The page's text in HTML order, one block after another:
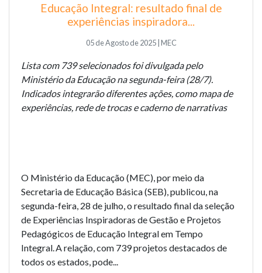
Educação Integral: resultado final de
experiências inspiradora...
05 de Agosto de 2025 | MEC
Lista com 739 selecionados foi divulgada pelo
Ministério da Educação na segunda-feira (28/7).
Indicados integrarão diferentes ações, como mapa de
experiências, rede de trocas e caderno de narrativas
O Ministério da Educação (MEC), por meio da
Secretaria de Educação Básica (SEB), publicou, na
segunda-feira, 28 de julho, o resultado finalda seleção
de Experiências Inspiradoras de Gestão e Projetos
Pedagógicos de Educação Integral em Tempo
Integral. A relação, com 739 projetos destacados de
todos os estados, pode...